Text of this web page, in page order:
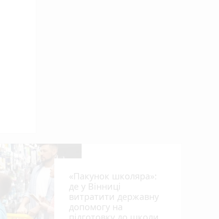
«Пакунок школяра»:
де у Вінниці
витратити державну
допомогу на